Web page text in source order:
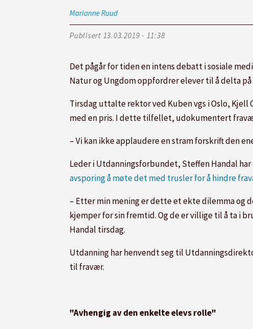
MarianneRuud
Publisert 13.03.2019 - 11:38
Det pågår for tiden en intens debatt i sosiale
Natur og Ungdom oppfordrer elever til å delta
Tirsdag uttalte rektor ved Kuben vgs i Oslo, Kjell
med en pris. I dette tilfellet, udokumentert
– Vi kan ikke applaudere en stram forskrift den
Leder i Utdanningsforbundet, Steffen Handal
avsporing å møte det med trusler for å hindre
– Etter min mening er dette et ekte dilemma og
kjemper for sin fremtid. Og de er villige til å ta i
Handal tirsdag.
Utdanning har henvendt seg til
til fravær.
"Avhengig av den enkelte elevs rolle"